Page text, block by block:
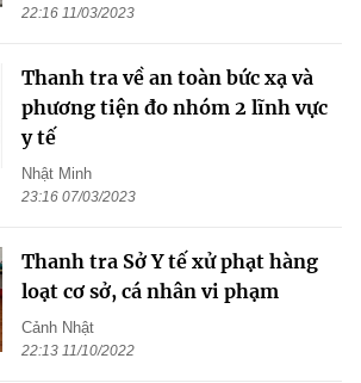
22:16 11/03/2023
Thanh tra về an toàn bức xạ và
phương tiện đo nhóm 2 lĩnh vực
y tế
Nhật Minh
23:16 07/03/2023
Thanh tra Sở Y tế xử phạt hàng
loạt cơ sở, cá nhân vi phạm
Cảnh Nhật
22:13 11/10/2022